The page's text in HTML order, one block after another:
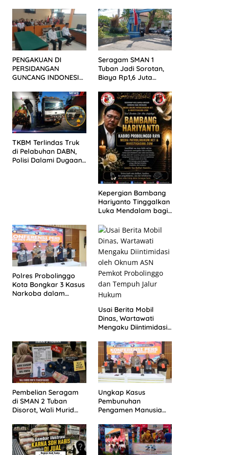
Dewan Pers
PENGAKUAN DI
PERSIDANGAN
GUNCANG INDONESIA!
DITUNDA, KELUARGA
KORBAN MENGAMUK
DI PN MALANG
Seragam SMAN 1
Tuban Jadi Sorotan,
Biaya Rp1,6 Juta
SPMB 2026
TKBM Terlindas Truk
di Pelabuhan DABN,
Polisi Dalami Dugaan
Kepergian Bambang
Hariyanto Tinggalkan
Luka Mendalam bagi
Patrolihukum.net
Polres Probolinggo
Kota Bongkar 3 Kasus
Narkoba dalam
Usai Berita Mobil
Dinas, Wartawati
Mengaku Diintimidasi
Pemkot Probolinggo
dan Tempuh Jalur
Hukum
Pembelian Seragam
di SMAN 2 Tuban
Disorot, Wali Murid
Rp1,6 Juta
Ungkap Kasus
Pembunuhan
Pengamen Manusia
Probolinggo Kota
Tangkap Dua Pelaku